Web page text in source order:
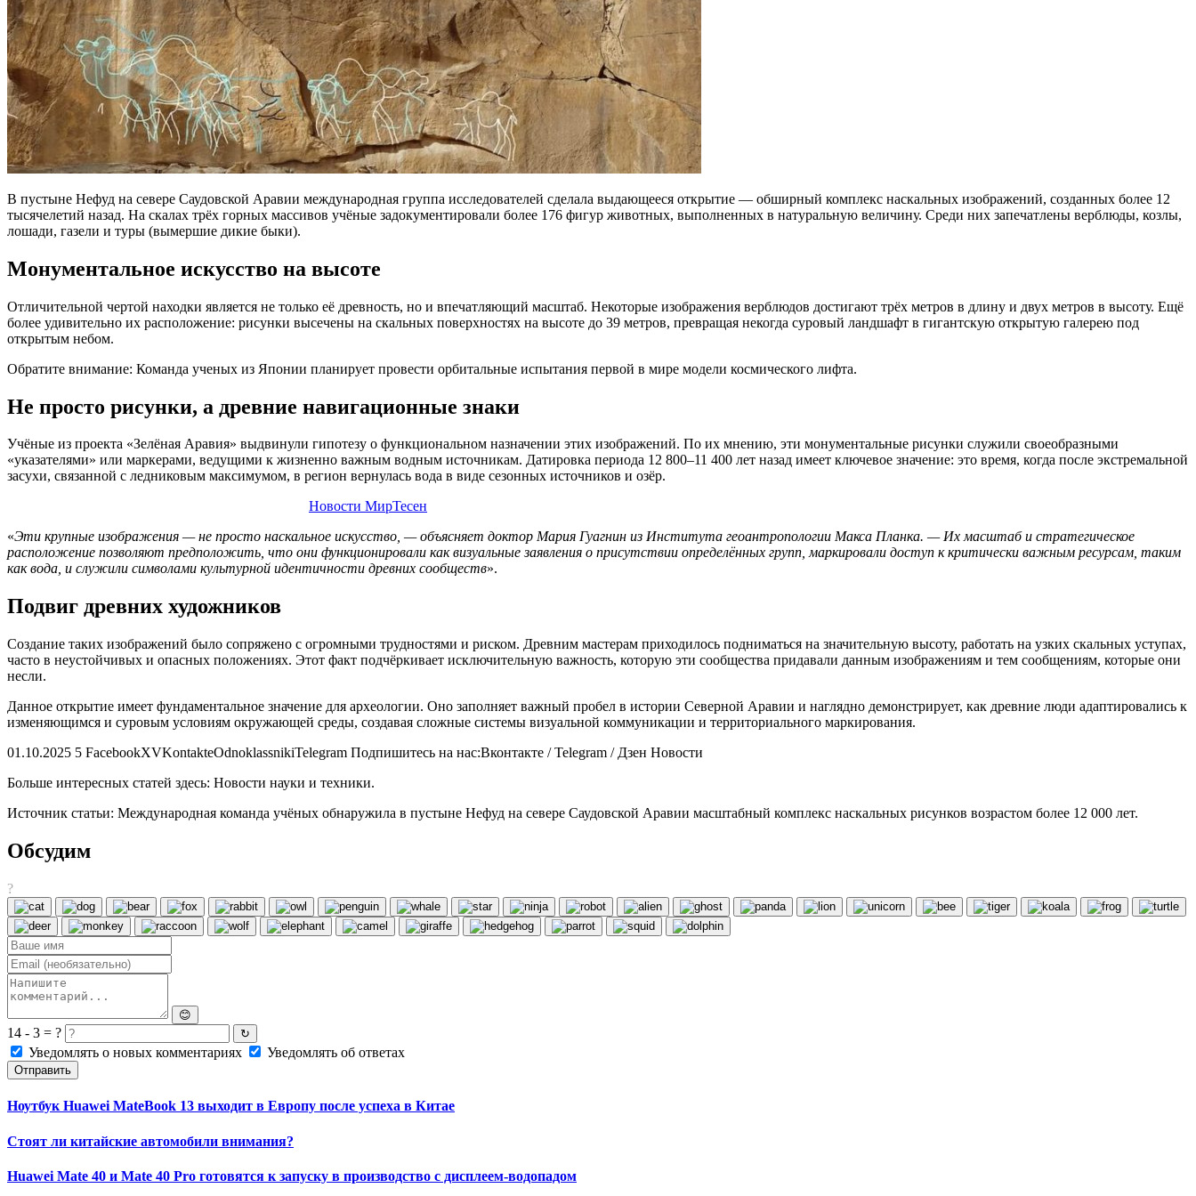
В пустыне Нефуд на севере Саудовской Аравии международная группа исследователей сделала выдающееся открытие — обширный комплекс наскальных изображений, созданных более 12
тысячелетий назад. На скалах трёх горных массивов учёные задокументировали более 176 фигур животных, выполненных в натуральную величину. Среди них запечатлены верблюды, козлы,
лошади, газели и туры (вымершие дикие быки).
Монументальное искусство на высоте
Отличительной чертой находки является не только её древность, но и впечатляющий масштаб. Некоторые изображения верблюдов достигают трёх метров в длину и двух метров в высоту. Ещё
более удивительно их расположение: рисунки высечены на скальных поверхностях на высоте до 39 метров, превращая некогда суровый ландшафт в гигантскую открытую галерею под
открытым небом.
Обратите внимание: Команда ученых из Японии планирует провести орбитальные испытания первой в мире модели космического лифта.
Не просто рисунки, а древние навигационные знаки
Учёные из проекта «Зелёная Аравия» выдвинули гипотезу о функциональном назначении этих изображений. По их мнению, эти монументальные рисунки служили своеобразными
«указателями» или маркерами, ведущими к жизненно важным водным источникам. Датировка периода 12 800–11 400 лет назад имеет ключевое значение: это время, когда после экстремальной
засухи, связанной с ледниковым максимумом, в регион вернулась вода в виде сезонных источников и озёр.
Новости МирТесен
«Эти крупные изображения — не просто наскальное искусство, — объясняет доктор Мария Гуагнин из Института геоантропологии Макса Планка. — Их масштаб и стратегическое
расположение позволяют предположить, что они функционировали как визуальные заявления о присутствии определённых групп, маркировали доступ к критически важным ресурсам, таким
как вода, и служили символами культурной идентичности древних сообществ».
Подвиг древних художников
Создание таких изображений было сопряжено с огромными трудностями и риском. Древним мастерам приходилось подниматься на значительную высоту, работать на узких скальных уступах,
часто в неустойчивых и опасных положениях. Этот факт подчёркивает исключительную важность, которую эти сообщества придавали данным изображениям и тем сообщениям, которые они
несли.
Данное открытие имеет фундаментальное значение для археологии. Оно заполняет важный пробел в истории Северной Аравии и наглядно демонстрирует, как древние люди адаптировались к
изменяющимся и суровым условиям окружающей среды, создавая сложные системы визуальной коммуникации и территориального маркирования.
01.10.2025 5 FacebookXVKontakteOdnoklassnikiTelegram Подпишитесь на нас:Вконтакте / Telegram / Дзен Новости
Больше интересных статей здесь: Новости науки и техники.
Источник статьи: Международная команда учёных обнаружила в пустыне Нефуд на севере Саудовской Аравии масштабный комплекс наскальных рисунков возрастом более 12 000 лет.
Обсудим
?
😊
14 - 3 = ? ↻
Уведомлять о новых комментариях Уведомлять об ответах
Отправить
Ноутбук Huawei MateBook 13 выходит в Европу после успеха в Китае
Стоят ли китайские автомобили внимания?
Huawei Mate 40 и Mate 40 Pro готовятся к запуску в производство с дисплеем-водопадом